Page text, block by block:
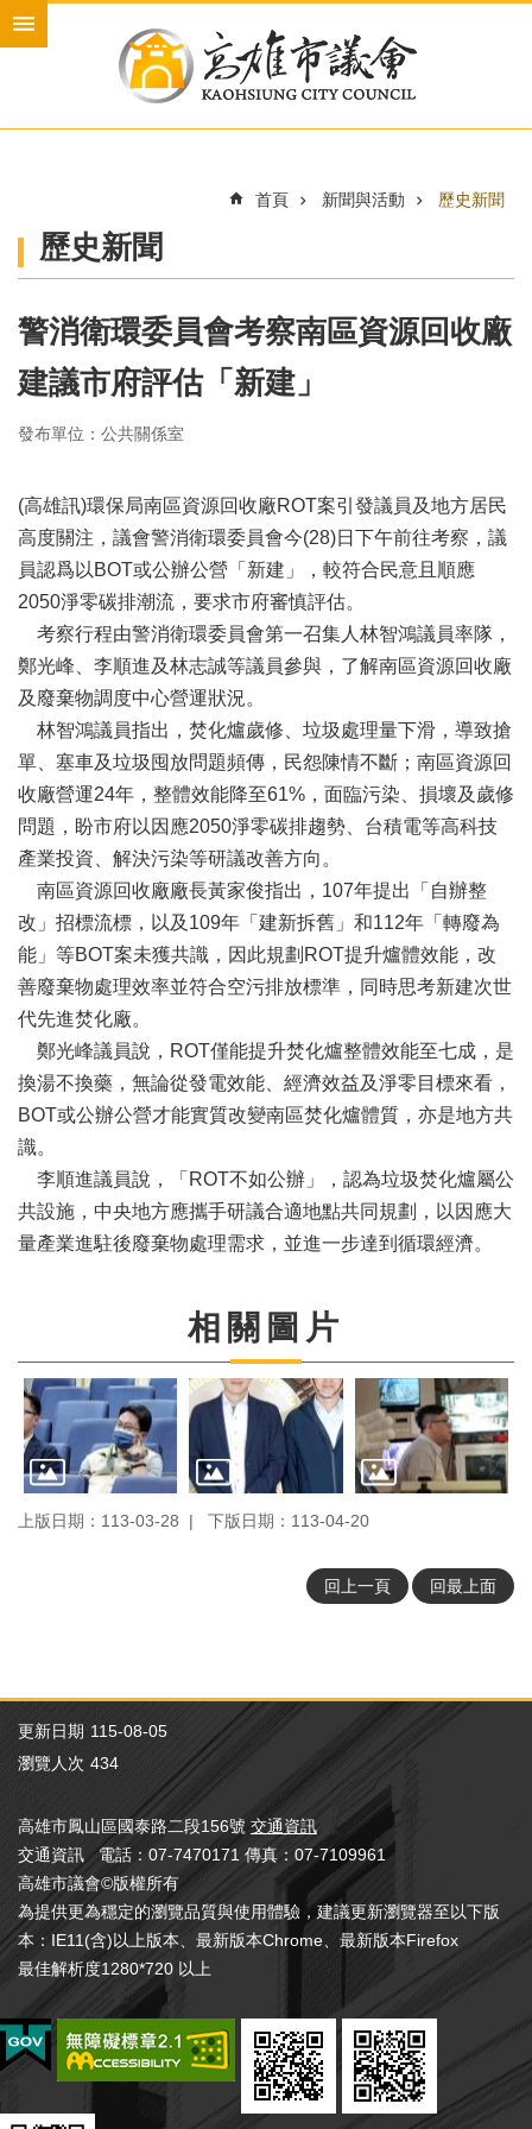
跳到主要內容區塊
介
本
會
議
員
聞
與
活
動
大
會
資
訊
本
會
出
版
品
專
區
便
民
服
務
本
會
回
站
導
覽
ENGLISH
影
議
長
隱
私
權
宣
告
訊
安
首頁 新聞與活動 歷史新聞
歷史新聞
警消衛環委員會考察南區資源回收廠
建議市府評估「新建」
發布單位：公共關係室
(高雄訊)環保局南區資源回收廠ROT案引發議員及地方居民
高度關注，議會警消衛環委員會今(28)日下午前往考察，議
員認爲以BOT或公辦公營「新建」，較符合民意且順應
2050淨零碳排潮流，要求市府審慎評估。
考察行程由警消衛環委員會第一召集人林智鴻議員率隊，
鄭光峰、李順進及林志誠等議員參與，了解南區資源回收廠
及廢棄物調度中心營運狀況。
林智鴻議員指出，焚化爐歲修、垃圾處理量下滑，導致搶
單、塞車及垃圾囤放問題頻傳，民怨陳情不斷；南區資源回
收廠營運24年，整體效能降至61%，面臨污染、損壞及歲修
問題，盼市府以因應2050淨零碳排趨勢、台積電等高科技
產業投資、解決污染等研議改善方向。
南區資源回收廠廠長黃家俊指出，107年提出「自辦整
改」招標流標，以及109年「建新拆舊」和112年「轉廢為
能」等BOT案未獲共識，因此規劃ROT提升爐體效能，改
善廢棄物處理效率並符合空污排放標準，同時思考新建次世
代先進焚化廠。
鄭光峰議員說，ROT僅能提升焚化爐整體效能至七成，是
換湯不換藥，無論從發電效能、經濟效益及淨零目標來看，
BOT或公辦公營才能實質改變南區焚化爐體質，亦是地方共
識。
李順進議員說，「ROT不如公辦」，認為垃圾焚化爐屬公
共設施，中央地方應攜手研議合適地點共同規劃，以因應大
量產業進駐後廢棄物處理需求，並進一步達到循環經濟。
相關圖片
上版日期：113-03-28 下版日期：113-04-20
回上一頁 回最上面
更新日期 115-08-05
瀏覽人次 434
高雄市鳳山區國泰路二段156號 交通資訊
交通資訊 電話：07-7470171 傳真：07-7109961
高雄市議會©版權所有
為提供更為穩定的瀏覽品質與使用體驗，建議更新瀏覽器至以下版
本：IE11(含)以上版本、最新版本Chrome、最新版本Firefox
最佳解析度1280*720 以上